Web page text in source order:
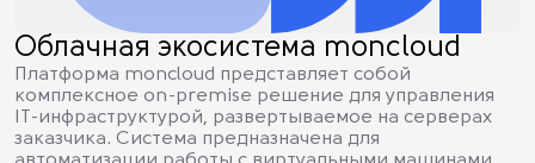
Облачная экосистема moncloud
Платформа moncloud представляет собой
комплексное on-premise решение для управления
IT-инфраструктурой, развертываемое на серверах
заказчика. Система предназначена для